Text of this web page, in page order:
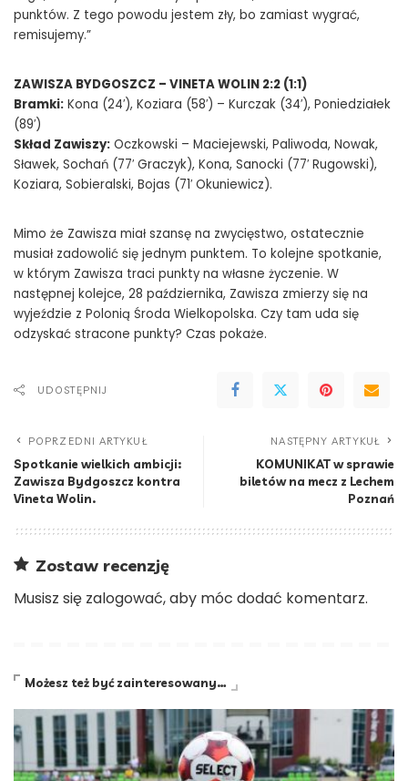
punktów. Z tego powodu jestem zły, bo zamiast wygrać,
remisujemy.”
ZAWISZA BYDGOSZCZ – VINETA WOLIN 2:2 (1:1)
Bramki: Kona (24′), Koziara (58′) – Kurczak (34′), Poniedziałek
(89′)
Skład Zawiszy: Oczkowski – Maciejewski, Paliwoda, Nowak,
Sławek, Sochań (77′ Graczyk), Kona, Sanocki (77′ Rugowski),
Koziara, Sobieralski, Bojas (71′ Okuniewicz).
Mimo że Zawisza miał szansę na zwycięstwo, ostatecznie
musiał zadowolić się jednym punktem. To kolejne spotkanie,
w którym Zawisza traci punkty na własne życzenie. W
następnej kolejce, 28 października, Zawisza zmierzy się na
wyjeździe z Polonią Środa Wielkopolska. Czy tam uda się
odzyskać stracone punkty? Czas pokaże.
UDOSTĘPNIJ
POPRZEDNI ARTYKUŁ
Spotkanie wielkich ambicji:
Zawisza Bydgoszcz kontra
Vineta Wolin.
NASTĘPNY ARTYKUŁ
KOMUNIKAT w sprawie
biletów na mecz z Lechem
Poznań
Zostaw recenzję
Musisz się zalogować, aby móc dodać komentarz.
Możesz też być zainteresowany…